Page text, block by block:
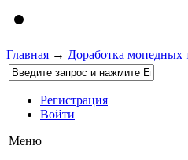
Главная → Доработка мопедных
Регистрация
Войти
Меню